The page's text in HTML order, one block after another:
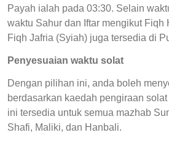
Payah ialah pada 03:30. Selain
waktu Sahur dan Iftar mengikut Fiqh
Fiqh Jafria (Syiah) juga tersedia di
Penyesuaian waktu solat
Dengan pilihan ini, anda boleh
berdasarkan kaedah pengiraan
ini tersedia untuk semua mazhab
Shafi, Maliki, dan Hanbali.